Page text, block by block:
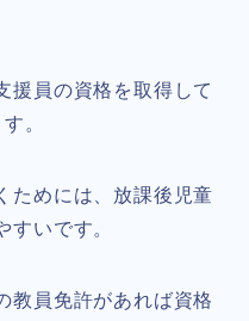
援員の資格を取得して
。
ためには、放課後児童
すいです。
教員免許があれば資格